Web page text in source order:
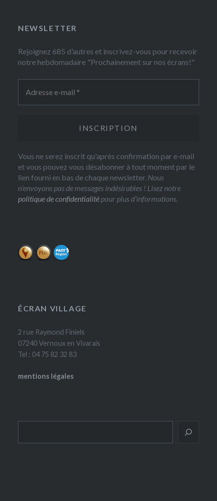
NEWSLETTER
Rejoignez 685 d'autres et inscrivez-vous pour recevoir
notre hebdomadaire "Prochainement sur nos écrans!"
Vous ne serez inscrit qu'après confirmation par e-mail
et vous pouvez vous désabonner à tout moment par le
lien fourni en bas de chaque newsletter. Nous
n’envoyons pas de messages indésirables ! Lisez notre
politique de confidentialité pour plus d’informations.
ÉCRAN VILLAGE
2 rue Raymond Finiels
07240 Vernoux en Vivarais
Tel : 04 75 82 32 83
mentions légales